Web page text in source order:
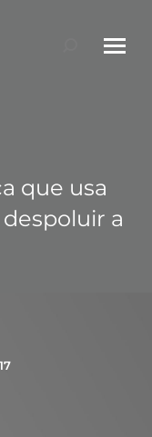
Search:
que usa
a